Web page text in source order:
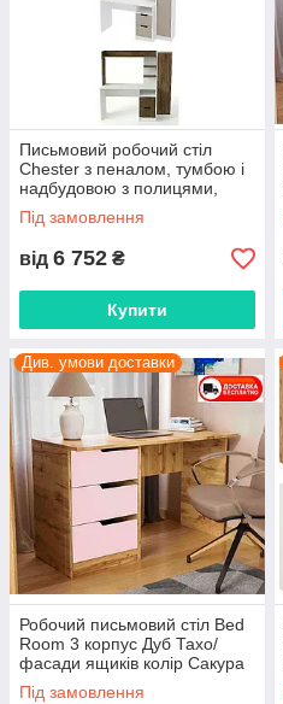
Письмовий робочий стіл
Chester з пеналом, тумбою і
надбудовою з полицями,
комбінація кольору
Під замовлення
від 6 752 ₴
Купити
Див. умови доставки
Робочий письмовий стіл Bed
Room 3 корпус Дуб Тахо/
фасади ящиків колір Сакура
Під замовлення